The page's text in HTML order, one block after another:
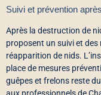
Suivi et prévention
Après la destruction de
proposent un suivi et
réapparition de nids.
place de mesures
guêpes et frelons reste